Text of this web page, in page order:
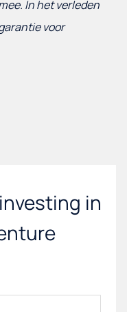
In het verleden
voor
in